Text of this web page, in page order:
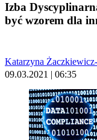
Izba
być wzorem dla
Katarzyna
09.03.2021 | 06:35